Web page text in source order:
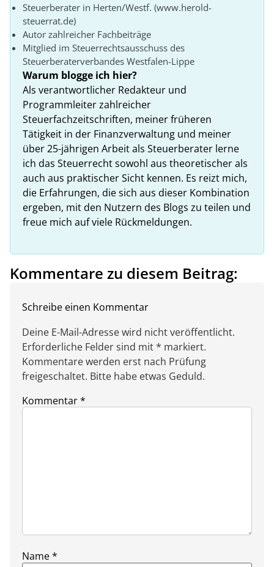
Steuerberater in Herten/Westf. (www.herold-
steuerrat.de)
Autor zahlreicher Fachbeiträge
Mitglied im Steuerrechtsausschuss des
Steuerberaterverbandes Westfalen-Lippe
Warum blogge ich hier?
Als verantwortlicher Redakteur und
Programmleiter zahlreicher
Steuerfachzeitschriften, meiner früheren
Tätigkeit in der Finanzverwaltung und meiner
über 25-jährigen Arbeit als Steuerberater lerne
ich das Steuerrecht sowohl aus theoretischer als
auch aus praktischer Sicht kennen. Es reizt mich,
die Erfahrungen, die sich aus dieser Kombination
ergeben, mit den Nutzern des Blogs zu teilen und
freue mich auf viele Rückmeldungen.
Kommentare zu diesem Beitrag:
Schreibe einen Kommentar
Deine E-Mail-Adresse wird nicht veröffentlicht.
Erforderliche Felder sind mit * markiert.
Kommentare werden erst nach Prüfung
freigeschaltet. Bitte habe etwas Geduld.
Kommentar*
Name*